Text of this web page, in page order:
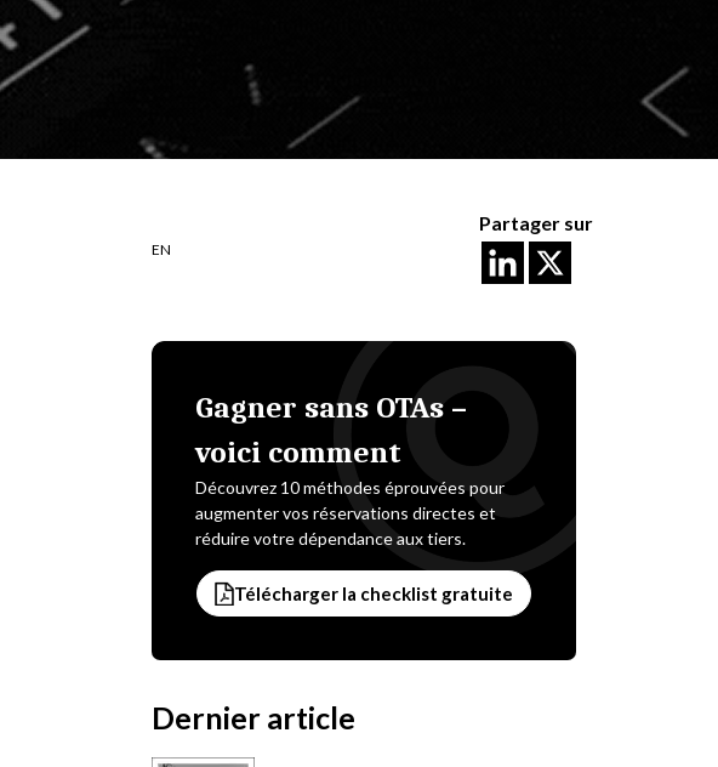
EN
Partager sur
Gagner sans OTAs –
voici comment
Découvrez 10 méthodes éprouvées pour
augmenter vos réservations directes et
réduire votre dépendance aux tiers.
Télécharger la checklist gratuite
Dernier article